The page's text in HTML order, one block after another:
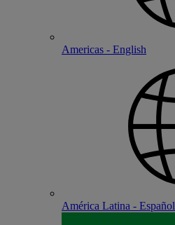
Americas - English
América Latina - Español